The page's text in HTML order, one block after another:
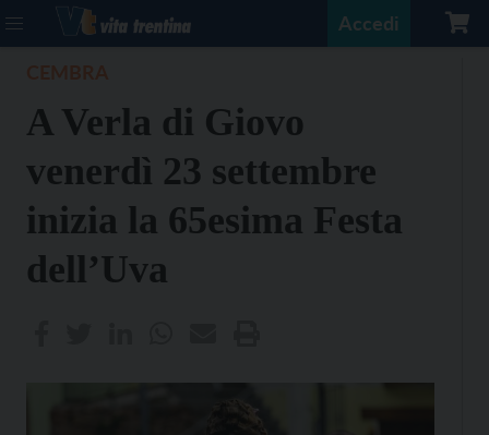
Accedi
A Verla di Giovo
venerdì 23 settembre
inizia la 65esima Festa
dell’Uva